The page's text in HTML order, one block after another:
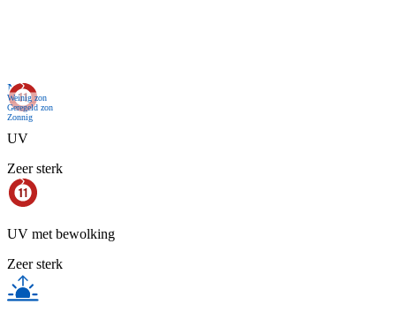
Nu
Weinig zon
Geregeld zon
Zonnig
UV
Zeer sterk
UV met bewolking
Zeer sterk